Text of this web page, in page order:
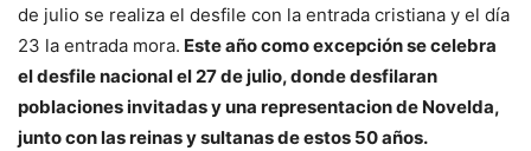
de julio se realiza el desfile con la entrada cristiana y el día
23 la entrada mora. Este año como excepción se celebra
el desfile nacional el 27 de julio, donde desfilaran
poblaciones invitadas y una representacion de Novelda,
junto con las reinas y sultanas de estos 50 años.